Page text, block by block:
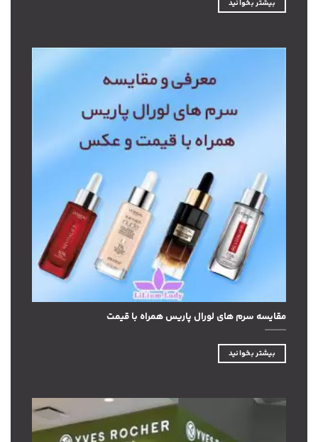
بیشتر بخوانید
مقایسه سرم های لورال پاریس همراه با قیمت
بیشتر بخوانید